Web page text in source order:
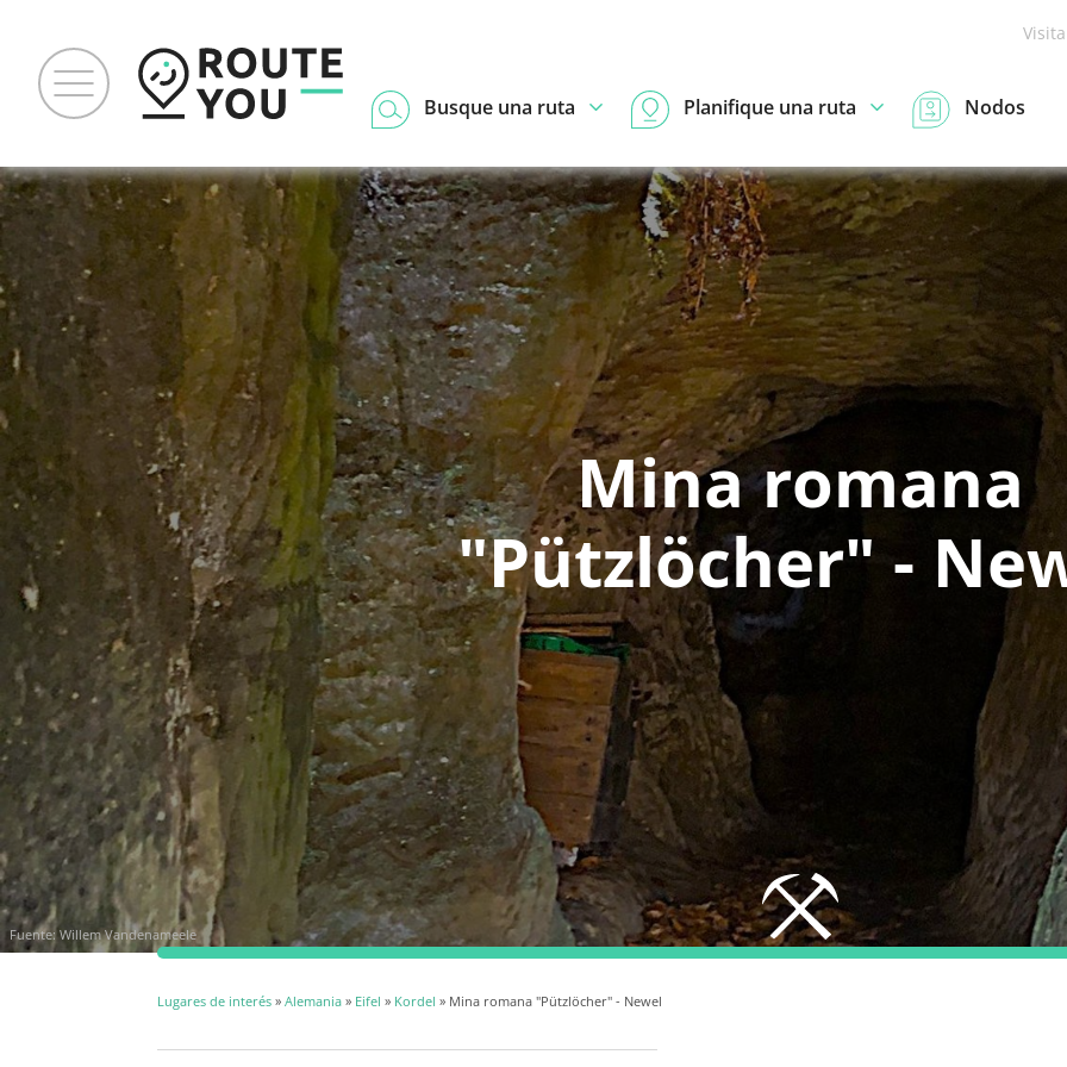
Busque una ruta Planifique una ruta Nodos
Mina romana
"Pützlöcher" -
Fuente: Willem Vandenameele
Lugares de interés » Alemania » Eifel » Kordel » Mina romana "Pützlöcher" - Newel